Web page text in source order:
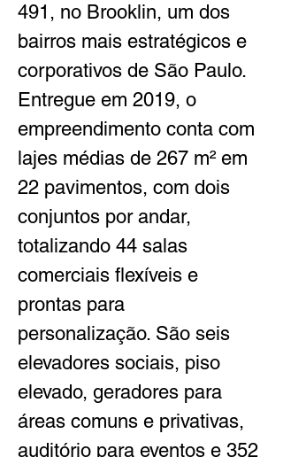
491, no Brooklin, um dos
bairros mais estratégicos e
corporativos de São Paulo.
Entregue em 2019, o
empreendimento conta com
lajes médias de 267 m² em
22 pavimentos, com dois
conjuntos por andar,
totalizando 44 salas
comerciais flexíveis e
prontas para
personalização. São seis
elevadores sociais, piso
elevado, geradores para
áreas comuns e privativas,
auditório para eventos e 352